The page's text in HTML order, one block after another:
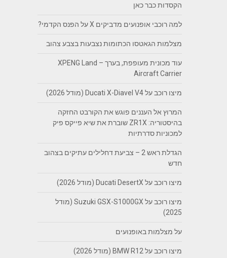
הקסדות כבר כאן
למה רוכבי אופנועים מדביקים X על הפנס הקדמי?
מצלמות הגאטסו הכתומות נצבעות בצבע צהוב
עוד מכונית מעופפת, בערך – XPENG Land
Aircraft Carrier
מיצו רוכב על Ducati X-Diavel V4 (מודל 2026)
המרוץ אל העננים פוגש את הקורבט החזקה
בהיסטוריה: ZR1X שוברת את שיא פייקס פיק
למכוניות סדרתיות
הגדלת ראש 2 – צביעת דחלילים עתיקים בצהוב
חדש
מיצו רוכב על Ducati DesertX (מודל 2026)
מיצו רוכב על Suzuki GSX-S1000GX (מודל
2025)
על מצלמות באופנועים
מיצו רוכב על BMW R12 (מודל 2026)